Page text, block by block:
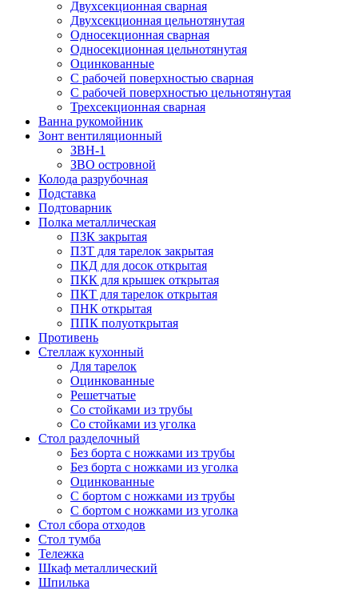
Двухсекционная сварная
Двухсекционная цельнотянутая
Односекционная сварная
Односекционная цельнотянутая
Оцинкованные
С рабочей поверхностью сварная
С рабочей поверхностью цельнотянутая
Трехсекционная сварная
Ванна рукомойник
Зонт вентиляционный
ЗВН-1
ЗВО островной
Колода разрубочная
Подставка
Подтоварник
Полка металлическая
ПЗК закрытая
ПЗТ для тарелок закрытая
ПКД для досок открытая
ПКК для крышек открытая
ПКТ для тарелок открытая
ПНК открытая
ППК полуоткрытая
Противень
Стеллаж кухонный
Для тарелок
Оцинкованные
Решетчатые
Со стойками из трубы
Со стойками из уголка
Стол разделочный
Без борта с ножками из трубы
Без борта с ножками из уголка
Оцинкованные
С бортом с ножками из трубы
С бортом с ножками из уголка
Стол сбора отходов
Стол тумба
Тележка
Шкаф металлический
Шпилька